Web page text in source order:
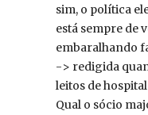
sim, o política
está sempre de
embaralhando
-> redigida
leitos de hospital
Qual o sócio